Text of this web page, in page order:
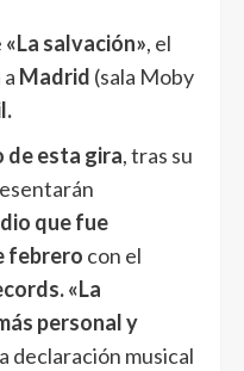
«La salvación», el
Madrid (sala Moby
de esta gira, tras su
que fue
febrero con el
«La
personal y
declaración musical